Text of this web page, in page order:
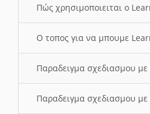
Πώς χρησιμοποιειται ο
O τοπος για να μπουμε
Παραδειγμα σχεδιασμου
Παραδειγμα σχεδιασμου